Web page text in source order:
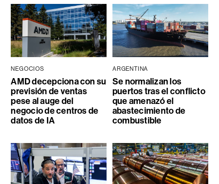
NEGOCIOS
AMD decepciona con su
previsión de ventas
pese al auge del
negocio de centros de
datos de IA
ARGENTINA
Se normalizan los
puertos tras el conflicto
que amenazó el
abastecimiento de
combustible